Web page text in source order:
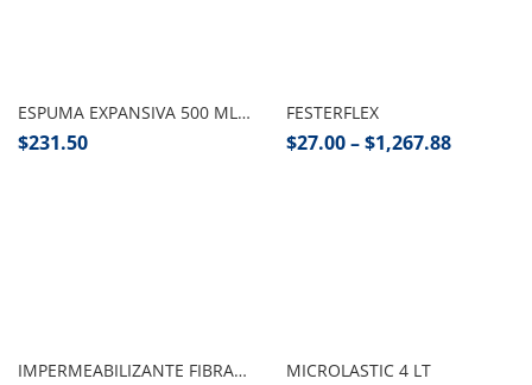
ESPUMA EXPANSIVA 500 ML TRUPER
$231.50
FESTERFLEX
$27.00–$1,267.88
IMPERMEABILIZANTE FIBRATADO MICROLASTIC 4 LT